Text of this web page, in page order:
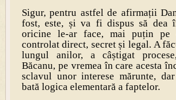
Sigur, pentru astfel de afirmații
fost, este, și va fi dispus să dea
oricine le-ar face, mai puțin pe
controlat direct, secret și legal. A
lungul anilor, a câștigat
Băcanu, pe vremea în care acesta
sclavul unor interese mărunte,
bată logica elementară a faptelor.